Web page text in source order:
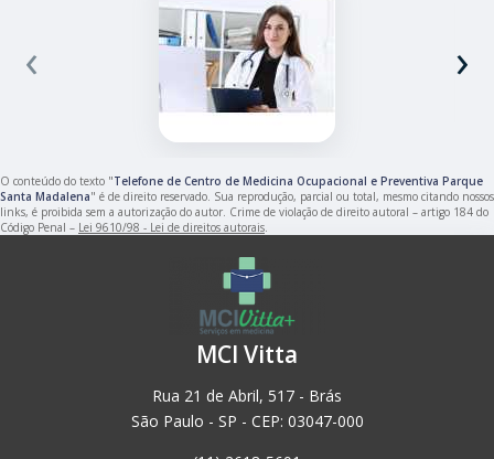
‹ ›
O conteúdo do texto "Telefone de Centro de Medicina Ocupacional e Preventiva Parque
Santa Madalena" é de direito reservado. Sua reprodução, parcial ou total, mesmo citando nossos
links, é proibida sem a autorização do autor. Crime de violação de direito autoral – artigo 184 do
Código Penal – Lei 9610/98 - Lei de direitos autorais
MCI Vitta
Rua 21 de Abril, 517 - Brás
São Paulo - SP - CEP: 03047-000